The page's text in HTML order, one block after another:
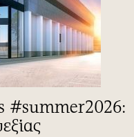
#summer2026: